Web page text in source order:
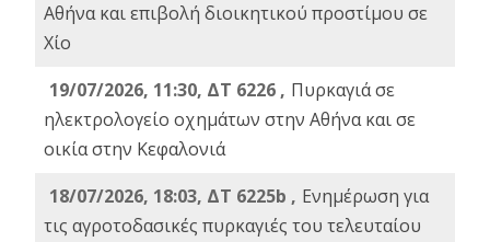
Αθήνα και επιβολή διοικητικού προστίμου σε
Χίο
19/07/2026, 11:30, ΔΤ 6226 , Πυρκαγιά σε
ηλεκτρολογείο οχημάτων στην Αθήνα και σε
οικία στην Κεφαλονιά
18/07/2026, 18:03, ΔΤ 6225b , Ενημέρωση για
τις αγροτοδασικές πυρκαγιές του τελευταίου